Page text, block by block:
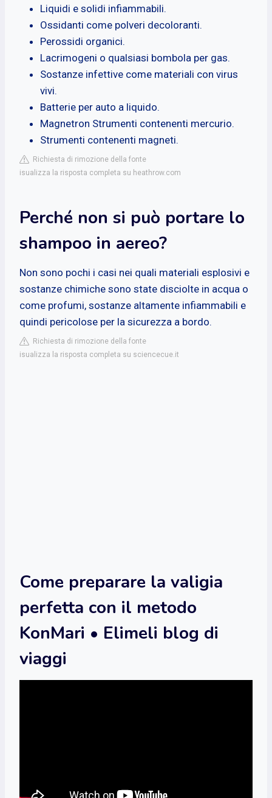
Liquidi e solidi infiammabili.
Ossidanti come polveri decoloranti.
Perossidi organici.
Lacrimogeni o qualsiasi bombola per gas.
Sostanze infettive come materiali con virus
vivi.
Batterie per auto a liquido.
Magnetron Strumenti contenenti mercurio.
Strumenti contenenti magneti.
Richiesta di rimozione della fonte
isualizza la risposta completa su heathrow.com
Perché non si può portare lo
shampoo in aereo?
Non sono pochi i casi nei quali materiali esplosivi e
sostanze chimiche sono state disciolte in acqua o
come profumi, sostanze altamente infiammabili e
quindi pericolose per la sicurezza a bordo.
Richiesta di rimozione della fonte
isualizza la risposta completa su sciencecue.it
Come preparare la valigia
perfetta con il metodo
KonMari • Elimeli blog di
viaggi